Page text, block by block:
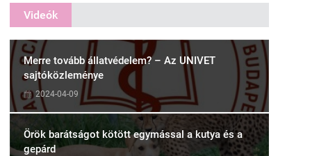
Videók
Merre tovább állatvédelem? – Az UNIVET
sajtóközleménye
2024-04-09
Örök barátságot kötött egymással a kutya és a
gepárd